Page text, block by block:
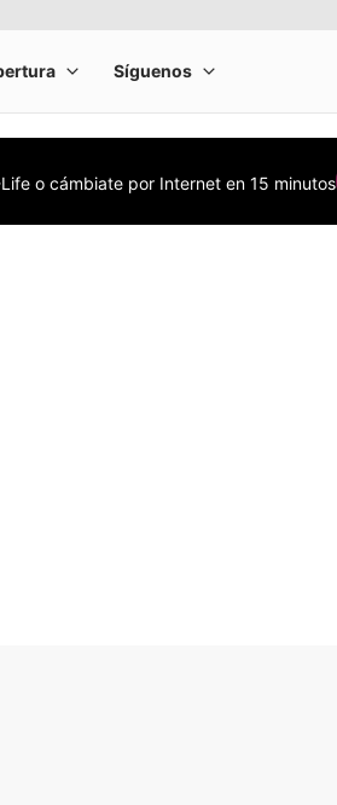
o cámbiate por Internet en 15 minutos